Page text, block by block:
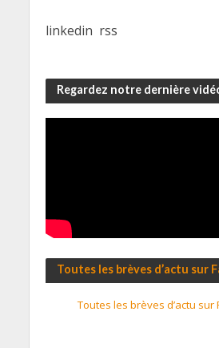
linkedin rss
Regardez notre dernière
Toutes les brèves d’actu sur
Toutes les brèves d’actu sur